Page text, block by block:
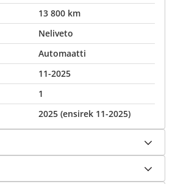
13 800 km
Neliveto
Automaatti
11-2025
1
2025 (ensirek 11-2025)